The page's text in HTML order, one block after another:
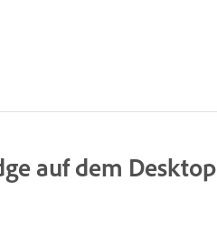
auf dem Desktop